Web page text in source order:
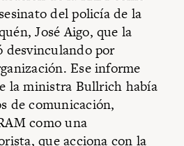
del policía de la
José Aigo, que la
por
Ese informe
la ministra Bullrich había
de comunicación,
como una
que acciona con la